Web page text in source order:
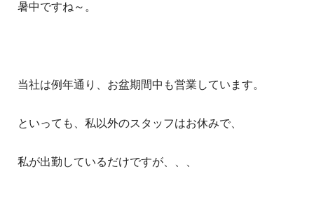
暑中ですね～。
当社は例年通り、お盆期間中も営業しています。
といっても、私以外のスタッフはお休みで、
私が出勤しているだけですが、、、